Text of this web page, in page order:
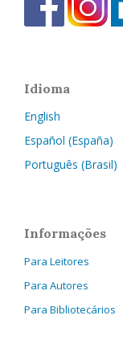
Idioma
English
Español (España)
Português (Brasil)
Informações
Para Leitores
Para Autores
Para Bibliotecários